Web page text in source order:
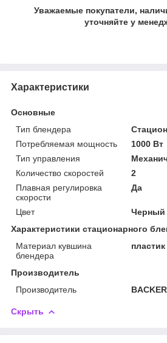
Уважаемые покупатели,
уточняйте у
Характеристики
Основные
Тип блендера
Потребляемая мощность
1000 Вт
Тип управления
Количество скоростей
2
Плавная регулировка
скорости
Да
Цвет
Черный
Характеристики стационарного
Материал кувшина
блендера
пластик
Производитель
Производитель
Скрыть